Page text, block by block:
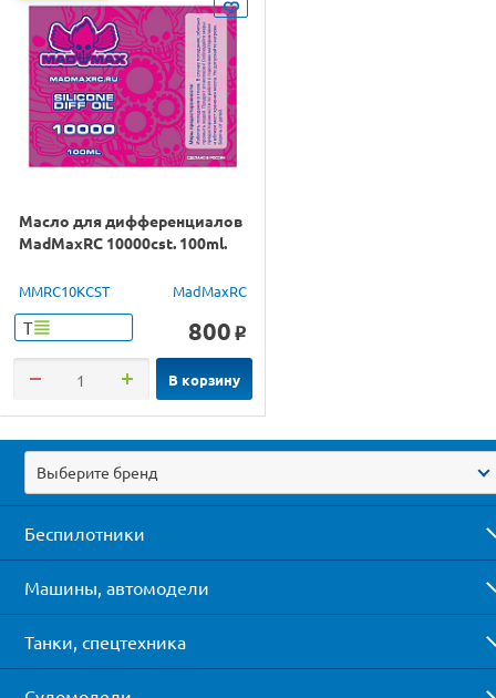
Масло для дифференциалов
MadMaxRC 10000cst. 100ml.
MMRC10KCST MadMaxRC
Т 800 o
В корзину
Выберите бренд
Беспилотники
Машины, автомодели
Танки, спецтехника